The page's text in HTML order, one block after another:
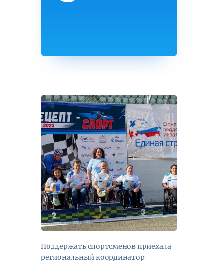
Поддержать спортсменов приехала
региональный координатор